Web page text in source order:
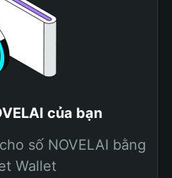
của bạn
số NOVELAI bằng
Wallet